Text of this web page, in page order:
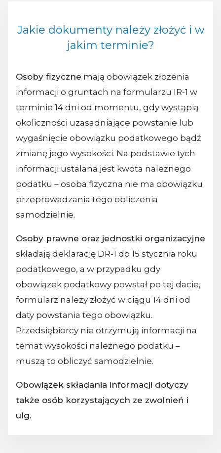
Jakie dokumenty należy złożyć i w
jakim terminie?
Osoby fizyczne mają obowiązek złożenia
informacji o gruntach na formularzu IR-1 w
terminie 14 dni od momentu, gdy wystąpią
okoliczności uzasadniające powstanie lub
wygaśnięcie obowiązku podatkowego bądź
zmianę jego wysokości. Na podstawie tych
informacji ustalana jest kwota należnego
podatku – osoba fizyczna nie ma obowiązku
przeprowadzania tego obliczenia
samodzielnie.
Osoby prawne oraz jednostki organizacyjne
składają deklarację DR-1 do 15 stycznia roku
podatkowego, a w przypadku gdy
obowiązek podatkowy powstał po tej dacie,
formularz należy złożyć w ciągu 14 dni od
daty powstania tego obowiązku.
Przedsiębiorcy nie otrzymują informacji na
temat wysokości należnego podatku –
muszą to obliczyć samodzielnie.
Obowiązek składania informacji dotyczy
także osób korzystających ze zwolnień i
ulg.